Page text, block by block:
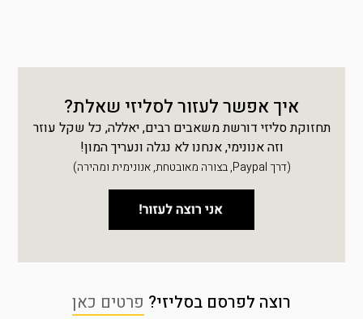
איך אפשר לעזור לסליזי שאלת?
תחזוקת סליזי דורשת משאבים רבים, יאללה, כל שקל עוזר
וזה אנונימי, אנחנו לא נגלה ונעריך המון!
(דרך Paypal, בצורה מאובטחת, אנונימית ומהירה)
רוצה לפרסם בסליזי? פרטים כאן